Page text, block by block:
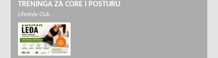
TRENINGA ZA CORE I POSTURU
Lifestyle Club